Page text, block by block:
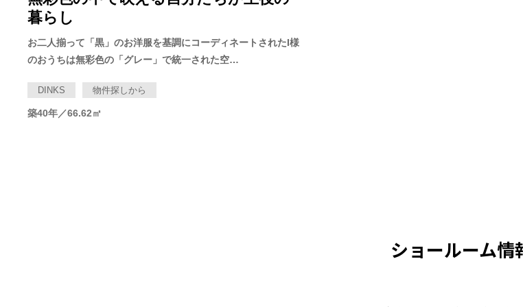
暮らし
お二人揃って「黒」のお洋服を基調にコーディネートされたI様
のおうちは無彩色の「グレー」で統一された空…
DINKS 物件探しから
築40年／66.62㎡
ショールーム情